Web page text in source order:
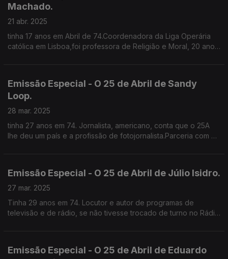
Machado.
21 abr. 2025
tinha 17 anos em Abril de 74.Coordenadora da Liga Operária
católica em Lisboa,foi professora de Religião e Moral, 20 anos
Emissão Especial - O 25 de Abril de Sandy
Loop.
28 mar. 2025
tinha 27 anos em 74. Jornalista, americano, conta que o 25A
lhe deu um país e a profissão de fotojornalista.Parceria com o
Emissão Especial - O 25 de Abril de Júlio Isidro.
27 mar. 2025
Tinha 29 anos em 74. Locutor e autor de programas de
televisão e de rádio, se não tivesse trocado de turno no Rádio
Emissão Especial - O 25 de Abril de Eduardo